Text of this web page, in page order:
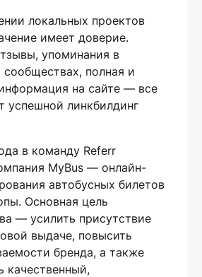
локальных проектов
имеет доверие.
упоминания в
сообществах, полная и
на сайте — все
успешной линкбилдинг
в команду Referr
MyBus — онлайн-
автобусных билетов
Основная цель
— усилить присутствие
выдаче, повысить
бренда, а также
качественный,